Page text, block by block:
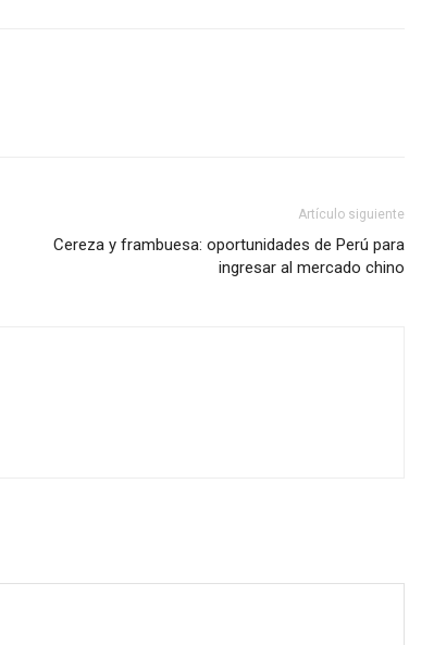
Artículo siguiente
Cereza y frambuesa: oportunidades de Perú para
ingresar al mercado chino